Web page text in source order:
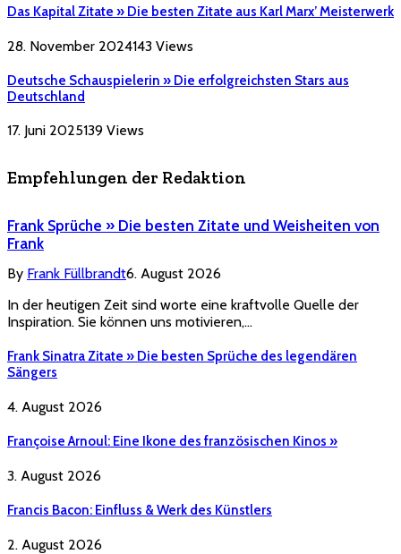
Das Kapital Zitate » Die besten Zitate aus Karl Marx’ Meisterwerk
28. November 2024143 Views
Deutsche Schauspielerin » Die erfolgreichsten Stars aus
Deutschland
17. Juni 2025139 Views
Empfehlungen der Redaktion
Frank Sprüche » Die besten Zitate und Weisheiten von
Frank
By Frank Füllbrandt6. August 2026
In der heutigen Zeit sind worte eine kraftvolle Quelle der
Inspiration. Sie können uns motivieren,…
Frank Sinatra Zitate » Die besten Sprüche des legendären
Sängers
4. August 2026
Françoise Arnoul: Eine Ikone des französischen Kinos »
3. August 2026
Francis Bacon: Einfluss & Werk des Künstlers
2. August 2026